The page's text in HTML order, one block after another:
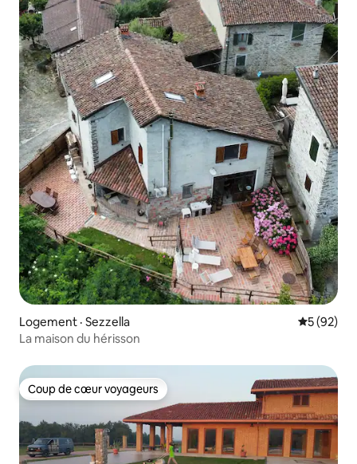
Logement · Sezzella Note
5 (92)
La maison du hérisson
Coup de cœur voyageurs
Coup de cœur voyageurs